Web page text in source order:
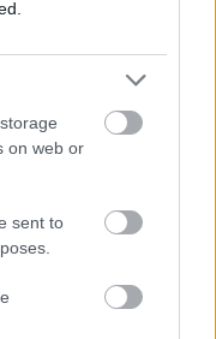
on web or
sent to
és hírlevelünk a
hétről hétre